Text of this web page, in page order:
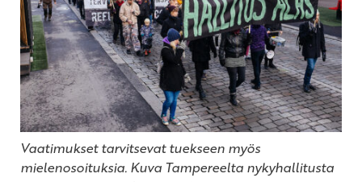
Vaatimukset tarvitsevat tuekseen myös
mielenosoituksia. Kuva Tampereelta nykyhallitusta